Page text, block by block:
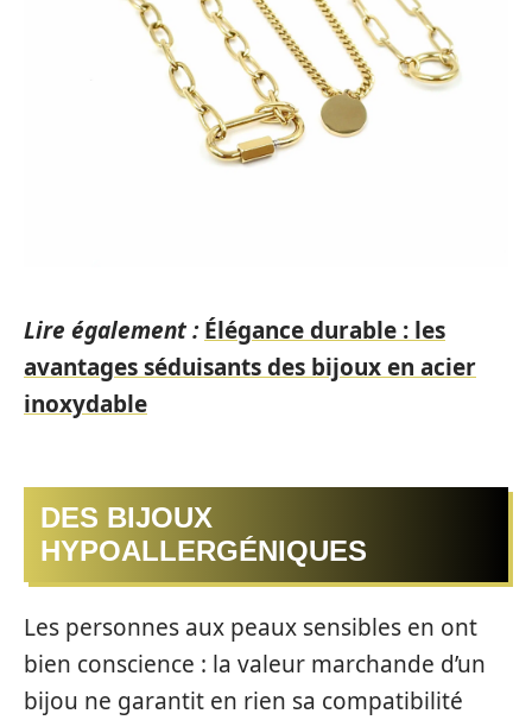
Lire également : Élégance durable : les
avantages séduisants des bijoux en acier
inoxydable
DES BIJOUX
HYPOALLERGÉNIQUES
Les personnes aux peaux sensibles en ont
bien conscience : la valeur marchande d’un
bijou ne garantit en rien sa compatibilité